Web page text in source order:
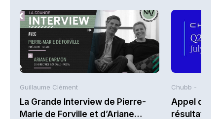
Guillaume Clément
La Grande Interview de Pierre-
Marie de Forville et d’Ariane
Chubb -
Appel de
résultats